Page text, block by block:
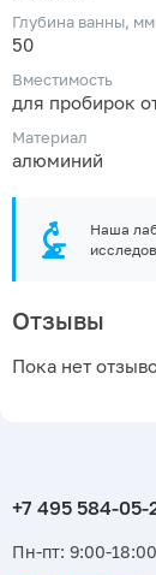
Глубина ванны, мм
50
Вместимость
для пробирок
Материал
алюминий
Наша
Отзывы
Пока нет
Пн-пт: 9:00-